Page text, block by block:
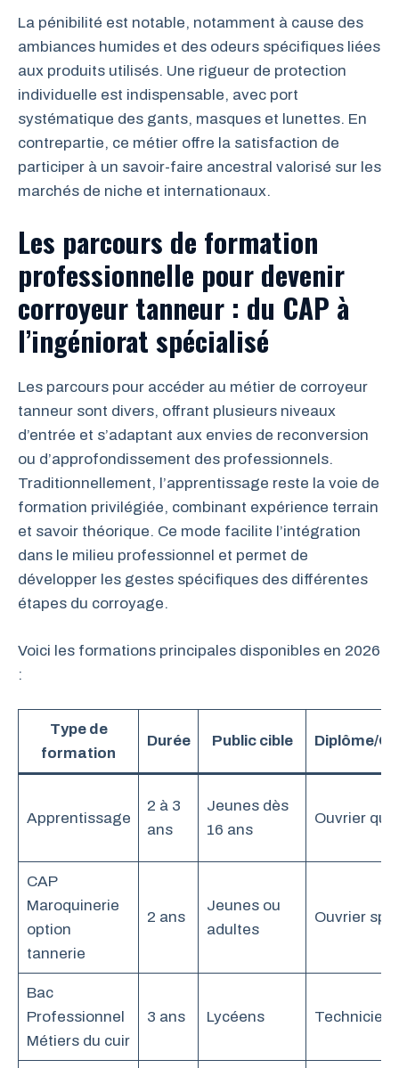
La pénibilité est notable, notamment à cause des
ambiances humides et des odeurs spécifiques liées
aux produits utilisés. Une rigueur de protection
individuelle est indispensable, avec port
systématique des gants, masques et lunettes. En
contrepartie, ce métier offre la satisfaction de
participer à un savoir-faire ancestral valorisé sur les
marchés de niche et internationaux.
Les parcours de formation
professionnelle pour devenir
corroyeur tanneur : du CAP à
l’ingéniorat spécialisé
Les parcours pour accéder au métier de corroyeur
tanneur sont divers, offrant plusieurs niveaux
d’entrée et s’adaptant aux envies de reconversion
ou d’approfondissement des professionnels.
Traditionnellement, l’apprentissage reste la voie de
formation privilégiée, combinant expérience terrain
et savoir théorique. Ce mode facilite l’intégration
dans le milieu professionnel et permet de
développer les gestes spécifiques des différentes
étapes du corroyage.
Voici les formations principales disponibles en 2026
:
Type de
formation
Durée Public cible Diplôme/
Apprentissage
2 à 3
ans
Jeunes dès
16 ans
Ouvrier
CAP
Maroquinerie
option
tannerie
2 ans
Jeunes ou
adultes
Ouvrier
Bac
Professionnel
Métiers du cuir
3 ans Lycéens Technicien